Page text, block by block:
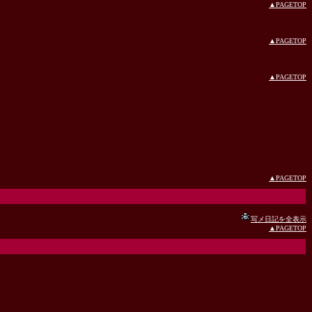
▲PAGETOP
▲PAGETOP
▲PAGETOP
▲PAGETOP
写メ日記を全表示
▲PAGETOP